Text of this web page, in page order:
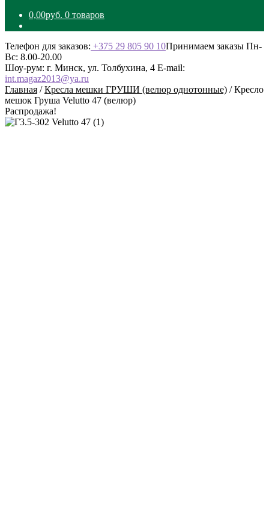
0,00руб. 0 товаров
Телефон для заказов: +375 29 805 90 10Принимаем заказы Пн-
Вс: 8.00-20.00
Шоу-рум: г. Минск, ул. Толбухина, 4 E-mail:
int.magaz2013@ya.ru
Главная /Кресла мешки ГРУШИ (велюр однотонные) /Кресло
мешок Груша Velutto 47 (велюр)
Распродажа!